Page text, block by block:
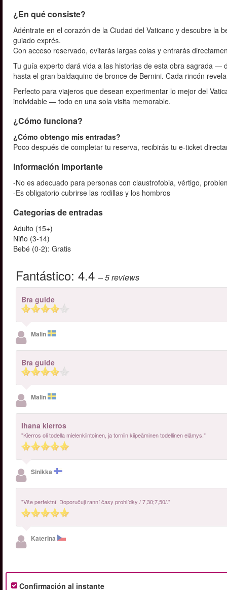
¿En qué consiste?
Adéntrate en el corazón de la Ciudad del Vaticano y descubre la
guiado exprés.
Con acceso reservado, evitarás largas colas y entrarás
Tu guía experto dará vida a las historias de esta obra sagrada —
hasta el gran baldaquino de bronce de Bernini. Cada rincón
Perfecto para viajeros que desean experimentar lo mejor del
inolvidable — todo en una sola visita memorable.
¿Cómo funciona?
¿Cómo obtengo mis entradas?
Poco después de completar tu reserva, recibirás tu e-ticket
Información Importante
-No es adecuado para personas con claustrofobia, vértigo,
-Es obligatorio cubrirse las rodillas y los hombros
Categorías de entradas
Adulto (15+)
Niño (3-14)
Bebé (0-2): Gratis
Fantástico: 4.4 – 5reviews
Bra guide
Malin
Bra guide
Malin
Ihana kierros
"Kierros oli todella mielenkiintoinen, ja torniin kiipeäminen todellinen elämys."
Sinikka
"Vše perfektní! Doporučuji ranní časy prohlídky / 7,30;7,50/."
Katerina
Confirmación al instante